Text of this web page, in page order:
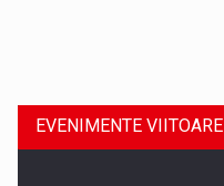
EVENIMENTE VIITOARE